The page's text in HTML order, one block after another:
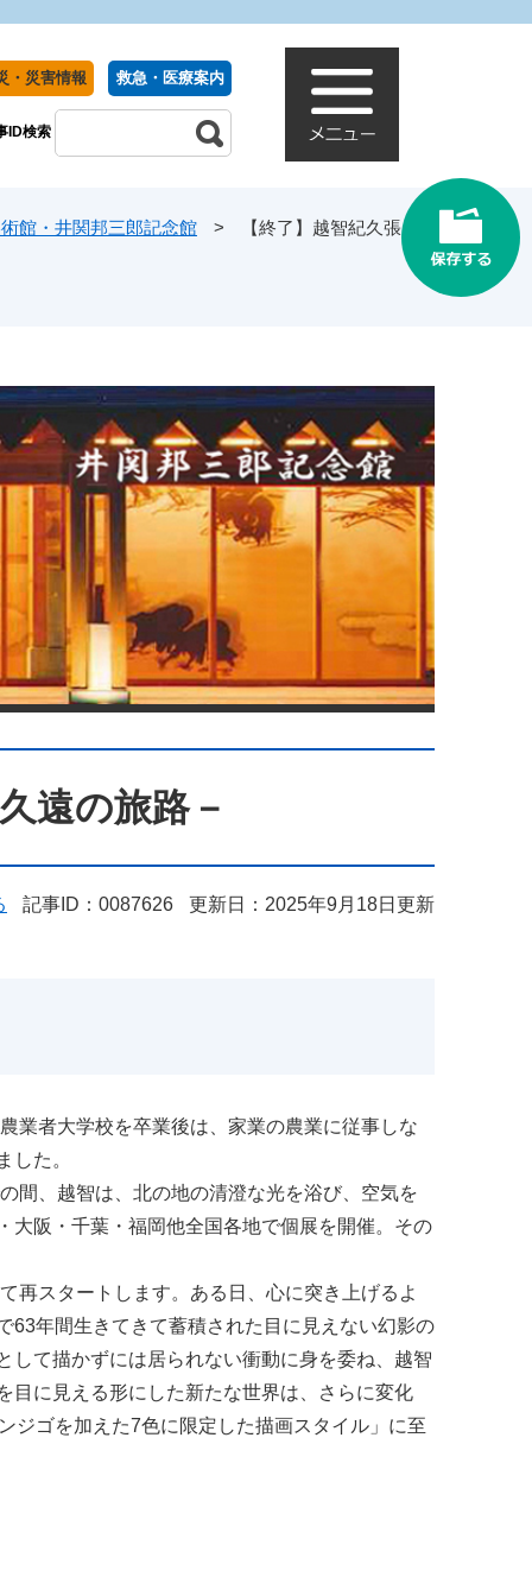
・災害情報 救急・医療案内
ID検索
館・井関邦三郎記念館 > 【終了】越智紀久張・
遠の旅路－
記事ID：0087626 更新日：2025年9月18日更新
業者大学校を卒業後は、家業の農業に従事しな
した。
間、越智は、北の地の清澄な光を浴び、空気を
大阪・千葉・福岡他全国各地で個展を開催。その
再スタートします。ある日、心に突き上げるよ
63年間生きてきて蓄積された目に見えない幻影の
して描かずには居られない衝動に身を委ね、越智
目に見える形にした新たな世界は、さらに変化
ジゴを加えた7色に限定した描画スタイル」に至